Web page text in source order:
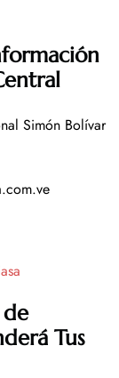
Simón Bolívar
Tus